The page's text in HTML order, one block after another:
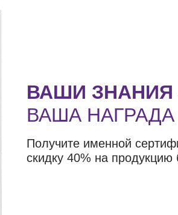
ВАШИ
ВАША НАГРАДА
Получите именной
скидку 40% на продукцию